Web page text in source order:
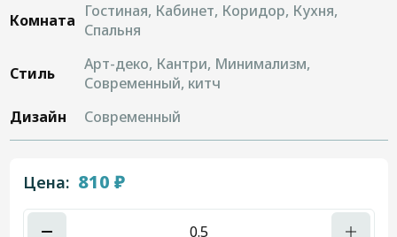
Комната Гостиная, Кабинет, Коридор, Кухня,
Спальня
Стиль
Арт-деко, Кантри, Минимализм,
Современный, китч
Дизайн
Современный
Цена: 810 ₽